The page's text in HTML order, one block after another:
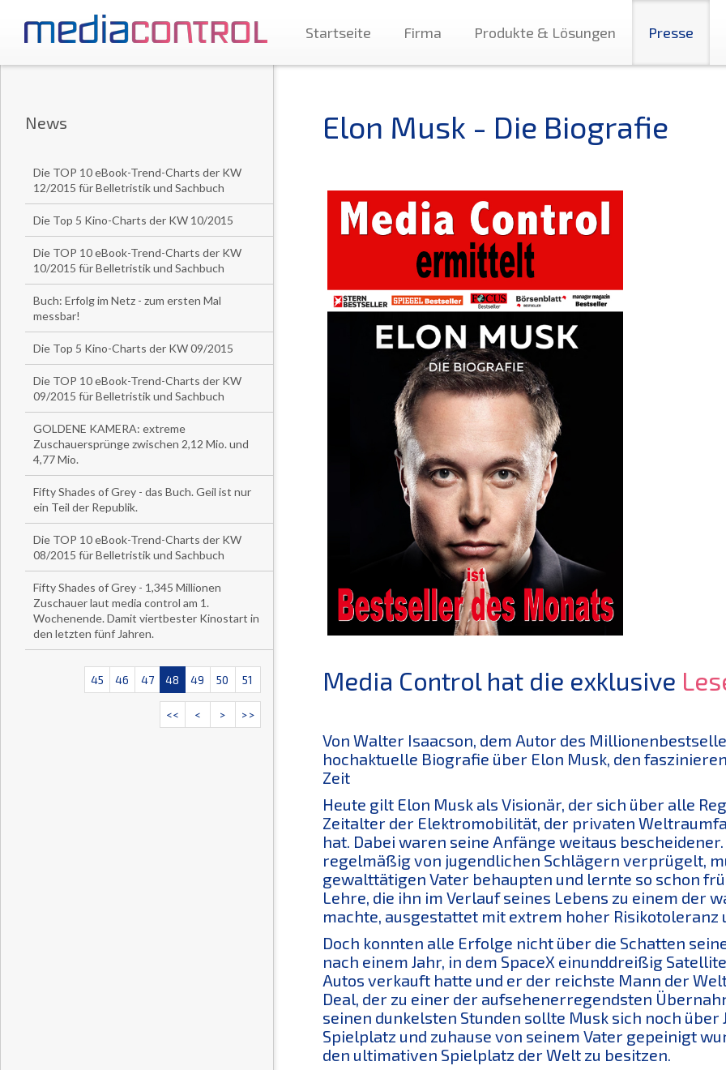
Startseite Firma Produkte & Lösungen Presse
News
Die TOP 10 eBook-Trend-Charts der KW
12/2015 für Belletristik und Sachbuch
Die Top 5 Kino-Charts der KW 10/2015
Die TOP 10 eBook-Trend-Charts der KW
10/2015 für Belletristik und Sachbuch
Buch: Erfolg im Netz - zum ersten Mal
messbar!
Die Top 5 Kino-Charts der KW 09/2015
Die TOP 10 eBook-Trend-Charts der KW
09/2015 für Belletristik und Sachbuch
GOLDENE KAMERA: extreme
Zuschauersprünge zwischen 2,12 Mio. und
4,77 Mio.
Fifty Shades of Grey - das Buch. Geil ist nur
ein Teil der Republik.
Die TOP 10 eBook-Trend-Charts der KW
08/2015 für Belletristik und Sachbuch
Fifty Shades of Grey - 1,345 Millionen
Zuschauer laut media control am 1.
Wochenende. Damit viertbester Kinostart in
den letzten fünf Jahren.
45 46 47 48 49 50 51
<< < > >>
Elon Musk - Die Biografie
Media Control hat die exklusive
Von Walter Isaacson, dem Autor des
hochaktuelle Biografie über Elon Musk, den
Zeit
Heute gilt Elon Musk als Visionär, der sich über alle
Zeitalter der Elektromobilität, der privaten
hat. Dabei waren seine Anfänge weitaus
regelmäßig von jugendlichen Schlägern verprügelt,
gewalttätigen Vater behaupten und lernte so schon
Lehre, die ihn im Verlauf seines Lebens zu einem der
machte, ausgestattet mit extrem hoher
Doch konnten alle Erfolge nicht über die Schatten
nach einem Jahr, in dem SpaceX einunddreißig
Autos verkauft hatte und er der reichste Mann der
Deal, der zu einer der aufsehenerregendsten
seinen dunkelsten Stunden sollte Musk sich noch
Spielplatz und zuhause von seinem Vater gepeinigt
den ultimativen Spielplatz der Welt zu besitzen.